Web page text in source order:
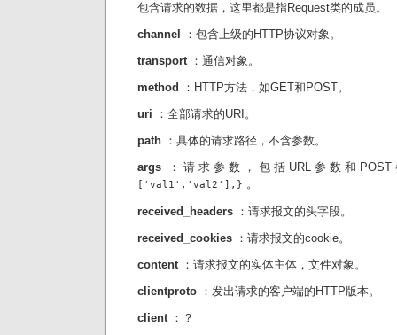
包含请求的数据，这里都是指Request类的成员。
channel
：包含上级的HTTP协议对象。
transport：通信对象。
method
：HTTP方法，如GET和POST。
uri ：全部请求的URI。
path ：具体的请求路径，不含参数。
args ：请求参数，包括URL参数和
['val1','val2'],} 。
received_headers ：请求报文的头字段。
received_cookies ：请求报文的cookie。
content：请求报文的实体主体，文件对象。
clientproto ：发出请求的客户端的HTTP版本。
client：？